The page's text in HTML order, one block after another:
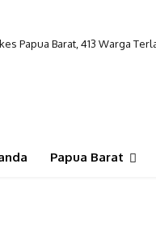
Daerah Terpencil, Pelayanan
Papua Barat